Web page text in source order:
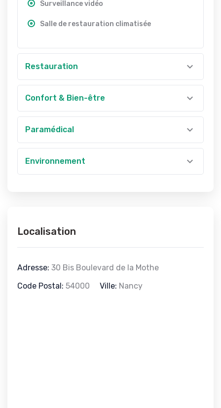
Surveillance vidéo
Salle de restauration climatisée
Restauration
Confort & Bien-être
Paramédical
Environnement
Localisation
Adresse: 30 Bis Boulevard de la Mothe
Code Postal: 54000 Ville: Nancy